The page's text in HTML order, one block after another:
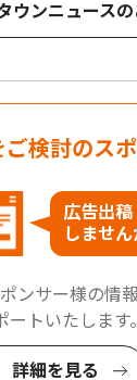
ウンニュース
ご検討のス
広告出稿
しません
ンサー様の情
ートいたします。
詳細を見る